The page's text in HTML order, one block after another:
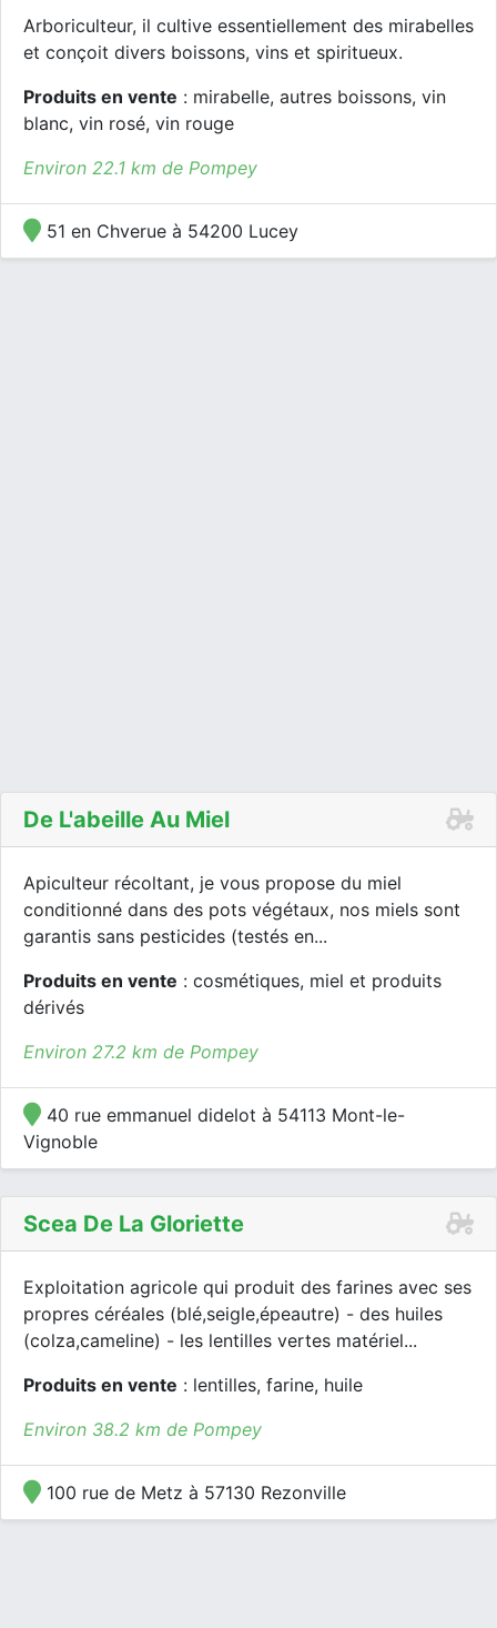
Arboriculteur, il cultive essentiellement des mirabelles
et conçoit divers boissons, vins et spiritueux.
Produits en vente : mirabelle, autres boissons, vin
blanc, vin rosé, vin rouge
Environ 22.1 km de Pompey
51 en Chverue à 54200 Lucey
De L'abeille Au Miel
Apiculteur récoltant, je vous propose du miel
conditionné dans des pots végétaux, nos miels sont
garantis sans pesticides (testés en...
Produits en vente : cosmétiques, miel et produits
dérivés
Environ 27.2 km de Pompey
40 rue emmanuel didelot à 54113 Mont-le-
Vignoble
Scea De La Gloriette
Exploitation agricole qui produit des farines avec ses
propres céréales (blé,seigle,épeautre) - des huiles
(colza,cameline) - les lentilles vertes matériel...
Produits en vente : lentilles, farine, huile
Environ 38.2 km de Pompey
100 rue de Metz à 57130 Rezonville